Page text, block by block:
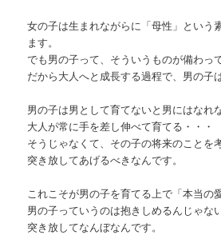
女の子は生まれながらに「母性」という
ます。
でも男の子って、そういうものが備わっ
だから大人へと成長する過程で、男の子
男の子は男として育てないと男にはなれ
大人が常に手を差し伸べて育てる・・・
そうじゃなくて、その子の将来のことを
突き放してあげるべきなんです。
これこそが男の子を育てる上で「本当の
男の子っていうのは抱きしめるんじゃな
突き放してなんぼなんです。